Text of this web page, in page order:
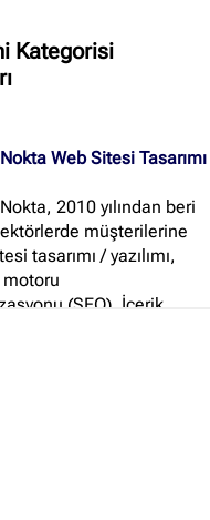
Kategorisi
Web Sitesi Tasarımı
2010 yılından beri
müşterilerine
tasarımı / yazılımı,
(SEO), İçerik
(388)